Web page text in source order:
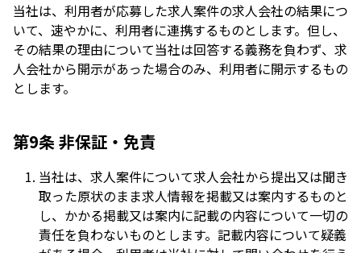
当社は、利用者が応募した求人案件の求人会社の結果につ
いて、速やかに、利用者に連携するものとします。但し、
その結果の理由について当社は回答する義務を負わず、求
人会社から開示があった場合のみ、利用者に開示するもの
とします。
第9条 非保証・免責
当社は、求人案件について求人会社から提出又は聞き
取った原状のまま求人情報を掲載又は案内するものと
し、かかる掲載又は案内に記載の内容について一切の
責任を負わないものとします。記載内容について疑義